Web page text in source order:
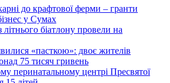
до крафтової ферми – гранти
у Сумах
біатлону провели на
«пасткою»: двоє жителів
75 тисяч гривень
перинатальному центрі Пресвятої